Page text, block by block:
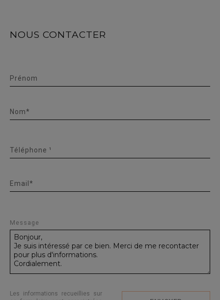
NOUS CONTACTER
Prénom
Nom*
Téléphone ¹
Email*
Message
Les informations recueillies sur